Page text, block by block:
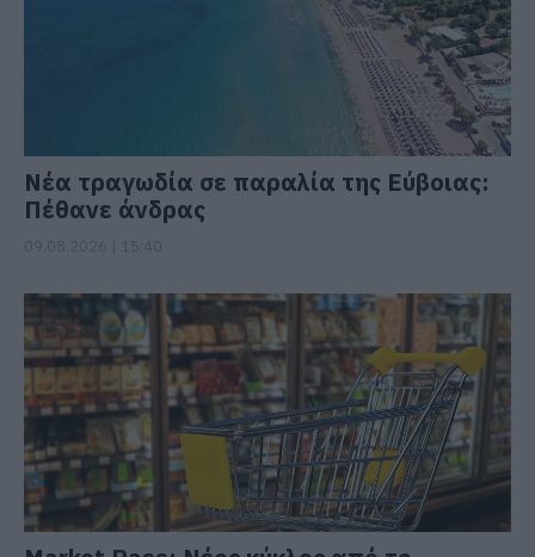
Νέα τραγωδία σε παραλία της Εύβοιας:
Πέθανε άνδρας